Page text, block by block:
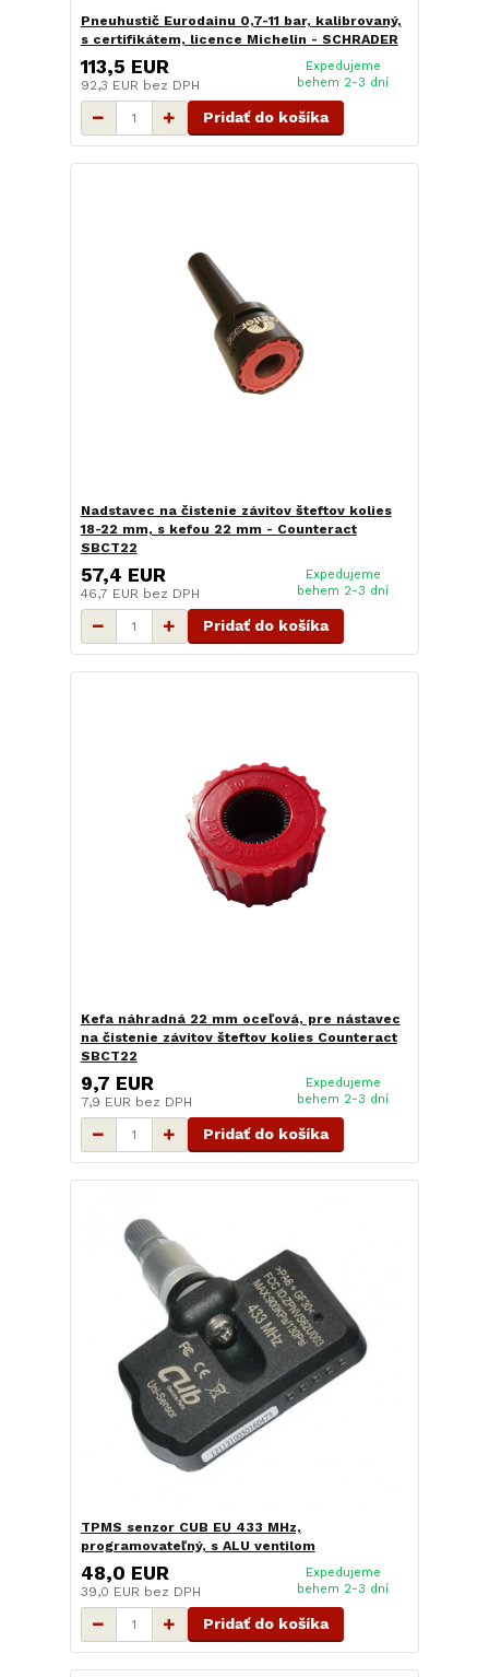
Pneuhustič Eurodainu 0,7-11 bar, kalibrovaný,
s certifikátem, licence Michelin - SCHRADER
113,5 EUR
92,3 EUR bez DPH
Expedujeme
behem 2-3 dní
Pridať do košíka
Nadstavec na čistenie závitov šteftov kolies
18-22 mm, s kefou 22 mm - Counteract
SBCT22
57,4 EUR
46,7 EUR bez DPH
Expedujeme
behem 2-3 dní
Pridať do košíka
Kefa náhradná 22 mm oceľová, pre nástavec
na čistenie závitov šteftov kolies Counteract
SBCT22
9,7 EUR
7,9 EUR bez DPH
Expedujeme
behem 2-3 dní
Pridať do košíka
TPMS senzor CUB EU 433 MHz,
programovateľný, s ALU ventilom
48,0 EUR
39,0 EUR bez DPH
Expedujeme
behem 2-3 dní
Pridať do košíka